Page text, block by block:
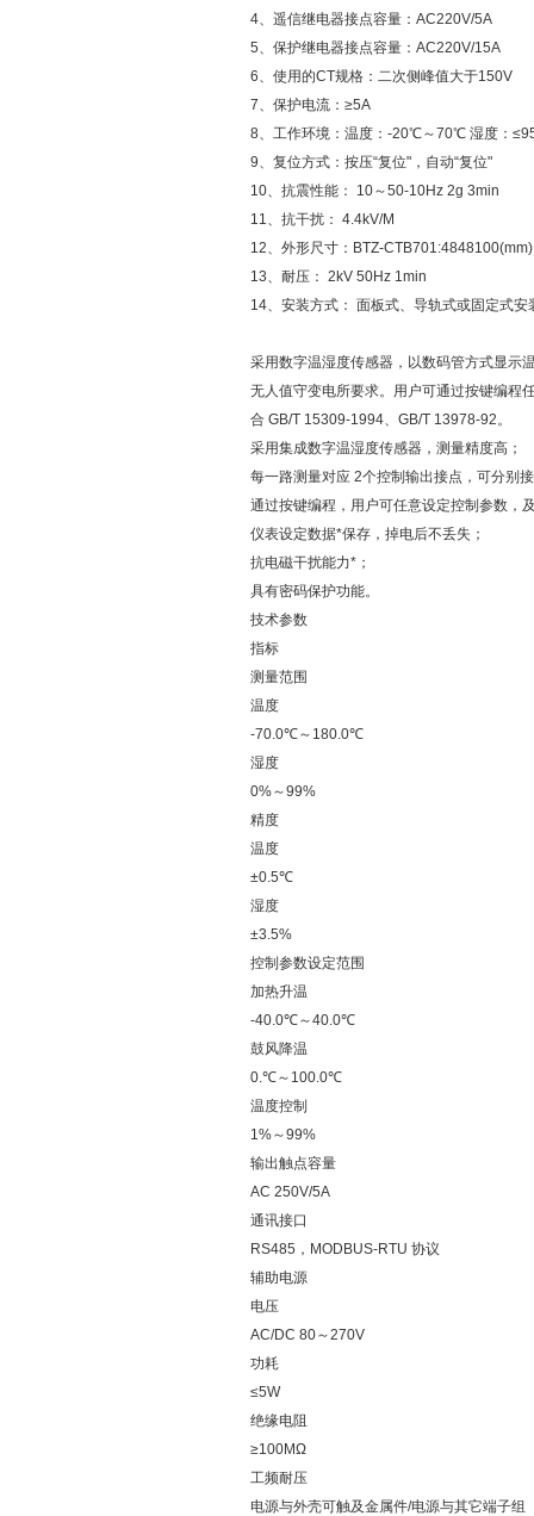
4、遥信继电器接点容量：AC220V/5A
5、保护继电器接点容量：AC220V/15A
6、使用的CT规格：二次侧峰值大于150V
7、保护电流：≥5A
8、工作环境：温度：-20℃～70℃ 湿度：
9、复位方式：按压“复位"，自动“复位"
10、抗震性能： 10～50-10Hz 2g 3min
11、抗干扰： 4.4kV/M
12、外形尺寸：BTZ-CTB701:4848100(mm)
13、耐压： 2kV 50Hz 1min
14、安装方式： 面板式、导轨式或固定式安
采用数字温湿度传感器，以数码管方式显示
无人值守变电所要求。用户可通过按键编程
合 GB/T 15309-1994、GB/T 13978-92。
采用集成数字温湿度传感器，测量精度高；
每一路测量对应 2个控制输出接点，可分别
通过按键编程，用户可任意设定控制参数，
仪表设定数据*保存，掉电后不丢失；
抗电磁干扰能力*；
具有密码保护功能。
技术参数
指标
测量范围
温度
-70.0℃～180.0℃
湿度
0%～99%
精度
温度
±0.5℃
湿度
±3.5%
控制参数设定范围
加热升温
-40.0℃～40.0℃
鼓风降温
0.℃～100.0℃
温度控制
1%～99%
输出触点容量
AC 250V/5A
通讯接口
RS485，MODBUS-RTU 协议
辅助电源
电压
AC/DC 80～270V
功耗
≤5W
绝缘电阻
≥100MΩ
工频耐压
电源与外壳可触及金属件/电源与其它端子组